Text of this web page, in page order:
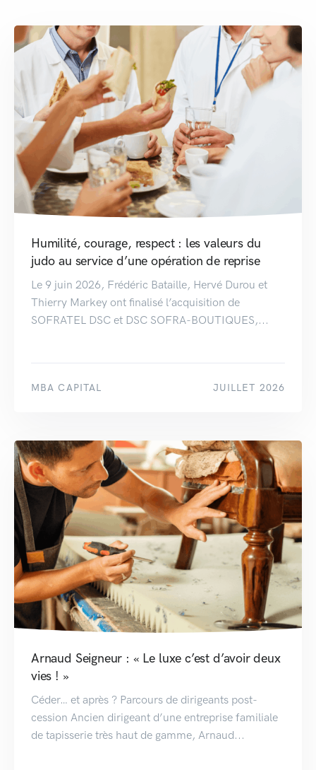
Humilité, courage, respect : les valeurs du
judo au service d’une opération de reprise
Le 9 juin 2026, Frédéric Bataille, Hervé Durou et
Thierry Markey ont finalisé l’acquisition de
SOFRATEL DSC et DSC SOFRA-BOUTIQUES,...
MBA CAPITAL JUILLET 2026
Arnaud Seigneur : « Le luxe c’est d’avoir deux
vies ! »
Céder… et après ? Parcours de dirigeants post-
cession Ancien dirigeant d’une entreprise familiale
de tapisserie très haut de gamme, Arnaud...